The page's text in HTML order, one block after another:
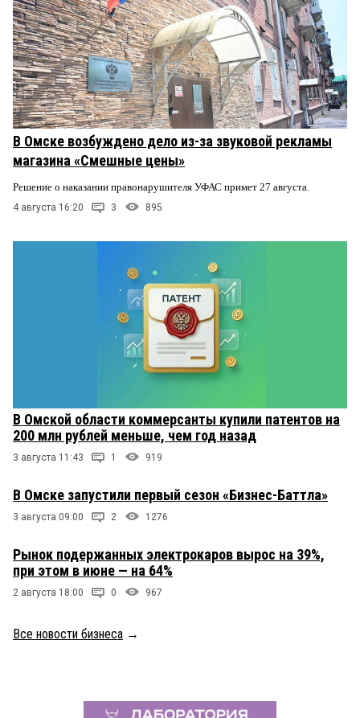
В Омске возбуждено дело из-за звуковой рекламы
магазина «Смешные цены»
Решение о наказании правонарушителя УФАС примет 27 августа.
4 августа 16:20 3 895
В Омской области коммерсанты купили патентов на
200 млн рублей меньше, чем год назад
3 августа 11:43 1 919
В Омске запустили первый сезон «Бизнес-Баттла»
3 августа 09:00 2 1276
Рынок подержанных электрокаров вырос на 39%,
при этом в июне — на 64%
2 августа 18:00 0 967
Все новости бизнеса →